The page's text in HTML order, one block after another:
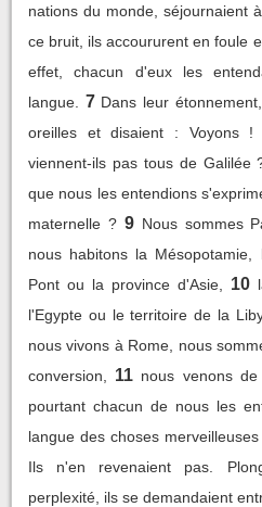
nations du monde, séjournaient
ce bruit, ils accoururent en foule
effet, chacun d'eux les
langue.
7 Dans leur
oreilles et disaient : Voyons
viennent-ils pas tous de Galilée
que nous les entendions
maternelle ? 9 Nous sommes
nous habitons la
Pont ou la province d'Asie,
10
l'Egypte ou le territoire de la
nous vivons à Rome, nous
conversion,
11 nous venons
pourtant chacun de nous les
langue des choses
Ils n'en revenaient pas.
perplexité, ils se demandaient